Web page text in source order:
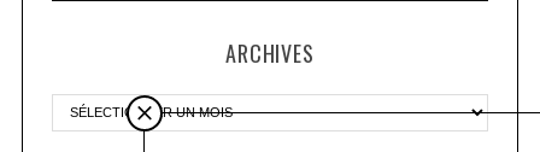
ARCHIVES